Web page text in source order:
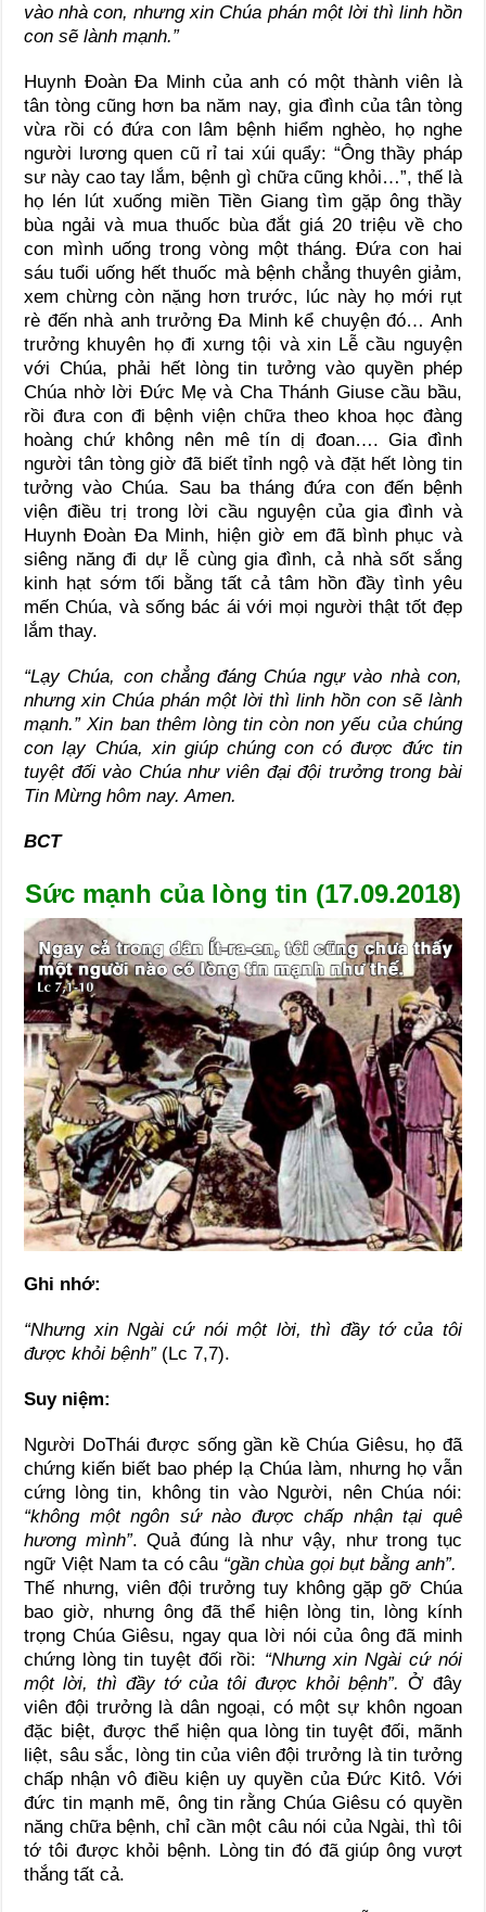
vào nhà con, nhưng xin Chúa phán một lời thì linh hồn
con sẽ lành mạnh.”
Huynh Đoàn Đa Minh của anh có một thành viên là
tân tòng cũng hơn ba năm nay, gia đình của tân tòng
vừa rồi có đứa con lâm bệnh hiểm nghèo, họ nghe
người lương quen cũ rỉ tai xúi quẩy: “Ông thầy pháp
sư này cao tay lắm, bệnh gì chữa cũng khỏi…”, thế là
họ lén lút xuống miền Tiền Giang tìm gặp ông thầy
bùa ngải và mua thuốc bùa đắt giá 20 triệu về cho
con mình uống trong vòng một tháng. Đứa con hai
sáu tuổi uống hết thuốc mà bệnh chẳng thuyên giảm,
xem chừng còn nặng hơn trước, lúc này họ mới rụt
rè đến nhà anh trưởng Đa Minh kể chuyện đó… Anh
trưởng khuyên họ đi xưng tội và xin Lễ cầu nguyện
với Chúa, phải hết lòng tin tưởng vào quyền phép
Chúa nhờ lời Đức Mẹ và Cha Thánh Giuse cầu bầu,
rồi đưa con đi bệnh viện chữa theo khoa học đàng
hoàng chứ không nên mê tín dị đoan…. Gia đình
người tân tòng giờ đã biết tỉnh ngộ và đặt hết lòng tin
tưởng vào Chúa. Sau ba tháng đứa con đến bệnh
viện điều trị trong lời cầu nguyện của gia đình và
Huynh Đoàn Đa Minh, hiện giờ em đã bình phục và
siêng năng đi dự lễ cùng gia đình, cả nhà sốt sắng
kinh hạt sớm tối bằng tất cả tâm hồn đầy tình yêu
mến Chúa, và sống bác ái với mọi người thật tốt đẹp
lắm thay.
“Lạy Chúa, con chẳng đáng Chúa ngự vào nhà con,
nhưng xin Chúa phán một lời thì linh hồn con sẽ lành
mạnh.” Xin ban thêm lòng tin còn non yếu của chúng
con lạy Chúa, xin giúp chúng con có được đức tin
tuyệt đối vào Chúa như viên đại đội trưởng trong bài
Tin Mừng hôm nay. Amen.
BCT
Sức mạnh của lòng tin (17.09.2018)
Ghi nhớ:
“Nhưng xin Ngài cứ nói một lời, thì đầy tớ của tôi
được khỏi bệnh” (Lc 7,7).
Suy niệm:
Người DoThái được sống gần kề Chúa Giêsu, họ đã
chứng kiến biết bao phép lạ Chúa làm, nhưng họ vẫn
cứng lòng tin, không tin vào Người, nên Chúa nói:
“không một ngôn sứ nào được chấp nhận tại quê
hương mình”. Quả đúng là như vậy, như trong tục
ngữ Việt Nam ta có câu “gần chùa gọi bụt bằng anh”.
Thế nhưng, viên đội trưởng tuy không gặp gỡ Chúa
bao giờ, nhưng ông đã thể hiện lòng tin, lòng kính
trọng Chúa Giêsu, ngay qua lời nói của ông đã minh
chứng lòng tin tuyệt đối rồi: “Nhưng xin Ngài cứ nói
một lời, thì đầy tớ của tôi được khỏi bệnh”. Ở đây
viên đội trưởng là dân ngoại, có một sự khôn ngoan
đặc biệt, được thể hiện qua lòng tin tuyệt đối, mãnh
liệt, sâu sắc, lòng tin của viên đội trưởng là tin tưởng
chấp nhận vô điều kiện uy quyền của Đức Kitô. Với
đức tin mạnh mẽ, ông tin rằng Chúa Giêsu có quyền
năng chữa bệnh, chỉ cần một câu nói của Ngài, thì tôi
tớ tôi được khỏi bệnh. Lòng tin đó đã giúp ông vượt
thắng tất cả.